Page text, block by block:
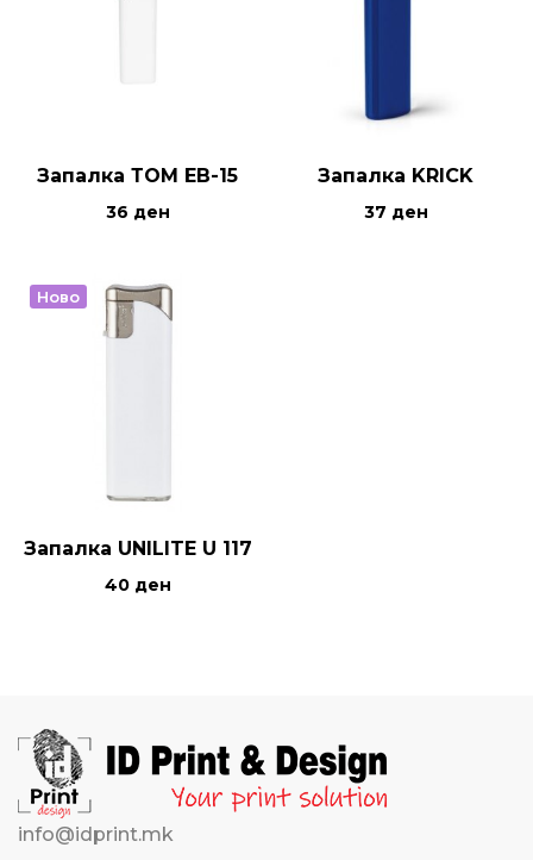
Запалка ТОМ ЕВ-15
36 ден
Запалка KRICK
37 ден
Ново
Запалка UNILITE U 117
40 ден
info@idprint.mk